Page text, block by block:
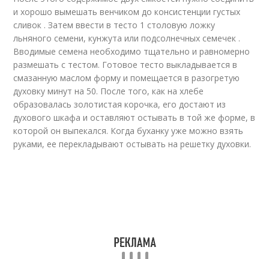
и хорошо вымешать венчиком до консистенции густых
сливок . Затем ввести в тесто 1 столовую ложку
льняного семени, кунжута или подсолнечных семечек .
Вводимые семена необходимо тщательно и равномерно
размешать с тестом. Готовое тесто выкладывается в
смазанную маслом форму и помещается в разогретую
духовку минут на 50. После того, как на хлебе
образовалась золотистая корочка, его достают из
духового шкафа и оставляют остывать в той же форме, в
которой он выпекался. Когда буханку уже можно взять
руками, ее перекладывают остывать на решетку духовки.